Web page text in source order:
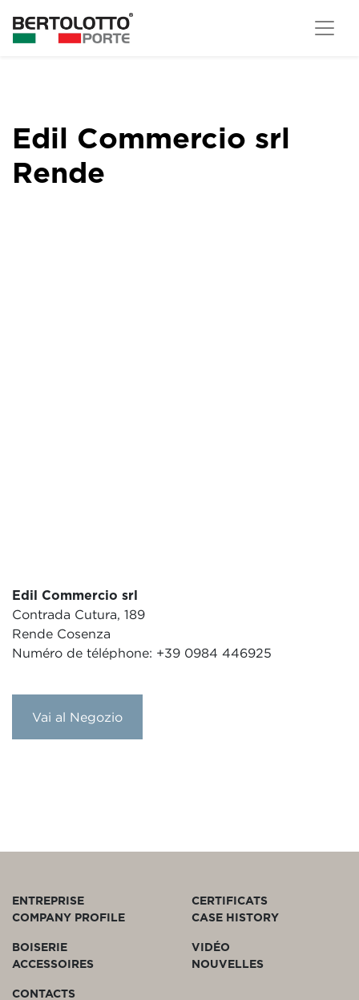
Edil Commercio srl
Rende
Edil Commercio srl
Contrada Cutura, 189
Rende Cosenza
Numéro de téléphone: +39 0984 446925
Vai al Negozio
ENTREPRISE
COMPANY PROFILE
CERTIFICATS
CASE HISTORY
BOISERIE
ACCESSOIRES
VIDÉO
NOUVELLES
CONTACTS